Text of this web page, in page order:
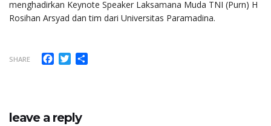
menghadirkan Keynote Speaker Laksamana Muda TNI (Purn) H
Rosihan Arsyad dan tim dari Universitas Paramadina.
SHARE Facebook
Twitter
leave a reply